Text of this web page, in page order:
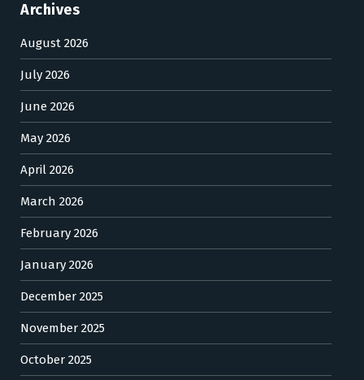
Archives
August 2026
July 2026
June 2026
May 2026
April 2026
March 2026
February 2026
January 2026
December 2025
November 2025
October 2025